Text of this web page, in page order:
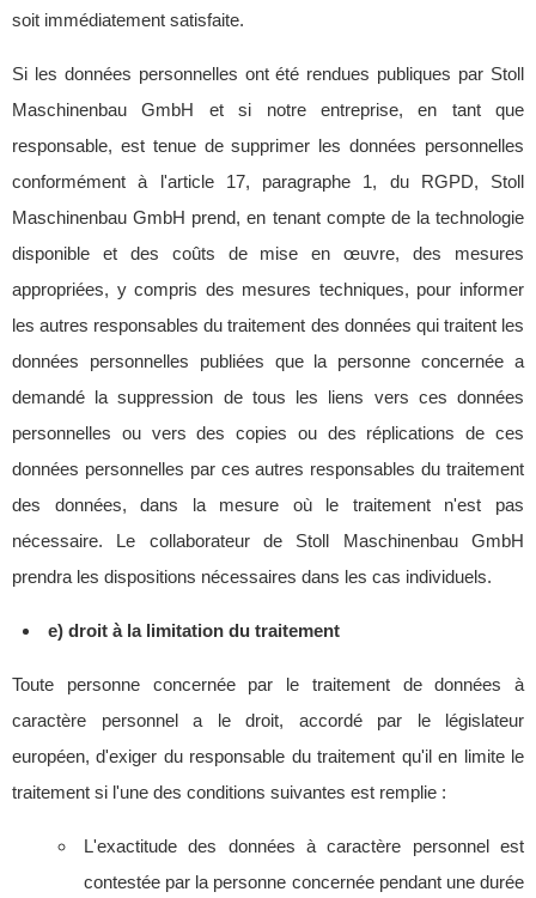
soit immédiatement satisfaite.
Si les données personnelles ont été rendues publiques par Stoll
Maschinenbau GmbH et si notre entreprise, en tant que
responsable, est tenue de supprimer les données personnelles
conformément à l'article 17, paragraphe 1, du RGPD, Stoll
Maschinenbau GmbH prend, en tenant compte de la technologie
disponible et des coûts de mise en œuvre, des mesures
appropriées, y compris des mesures techniques, pour informer
les autres responsables du traitement des données qui traitent les
données personnelles publiées que la personne concernée a
demandé la suppression de tous les liens vers ces données
personnelles ou vers des copies ou des réplications de ces
données personnelles par ces autres responsables du traitement
des données, dans la mesure où le traitement n'est pas
nécessaire. Le collaborateur de Stoll Maschinenbau GmbH
prendra les dispositions nécessaires dans les cas individuels.
e) droit à la limitation du traitement
Toute personne concernée par le traitement de données à
caractère personnel a le droit, accordé par le législateur
européen, d'exiger du responsable du traitement qu'il en limite le
traitement si l'une des conditions suivantes est remplie :
L'exactitude des données à caractère personnel est
contestée par la personne concernée pendant une durée